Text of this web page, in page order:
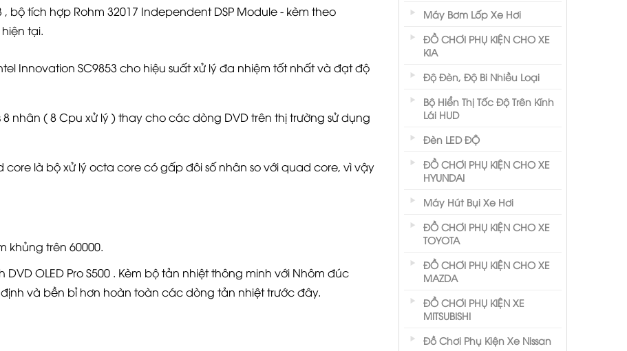
, bộ tích hợp Rohm 32017 Independent DSP Module - kèm theo
tại.
Innovation SC9853 cho hiệu suất xử lý đa nhiệm tốt nhất và đạt độ
8 nhân ( 8 Cpu xử lý ) thay cho các dòng DVD trên thị trường sử dụng
core là bộ xử lý octa core có gấp đôi số nhân so với quad core, vì vậy
khủng trên 60000.
OLED Pro S500 . Kèm bộ tản nhiệt thông minh với Nhôm đúc
và bền bỉ hơn hoàn toàn các dòng tản nhiệt trước đây.
Máy Bơm Lốp Xe Hơi
ĐỒ CHƠI PHỤ KIỆN CHO XE
KIA
Độ Đèn, Độ Bi Nhiều Loại
Bộ Hiển Thị Tốc Độ Trên Kính
Lái HUD
Đèn LED ĐỘ
ĐỒ CHƠI PHỤ KIỆN CHO XE
HYUNDAI
Máy Hút Bụi Xe Hơi
ĐỒ CHƠI PHỤ KIỆN CHO XE
TOYOTA
ĐỒ CHƠI PHỤ KIỆN CHO XE
MAZDA
ĐỒ CHƠI PHỤ KIỆN XE
MITSUBISHI
Đồ Chơi Phụ Kiện Xe Nissan